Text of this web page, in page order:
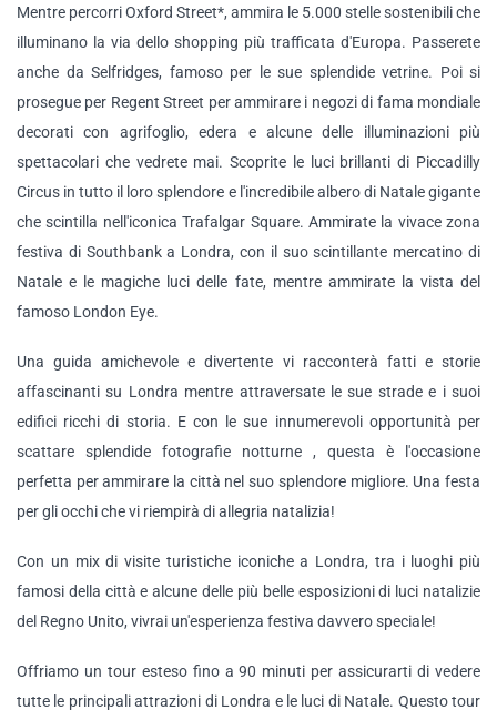
Mentre percorri Oxford Street*, ammira le 5.000 stelle sostenibili che
illuminano la via dello shopping più trafficata d'Europa. Passerete
anche da Selfridges, famoso per le sue splendide vetrine. Poi si
prosegue per Regent Street per ammirare i negozi di fama mondiale
decorati con agrifoglio, edera e alcune delle illuminazioni più
spettacolari che vedrete mai. Scoprite le luci brillanti di Piccadilly
Circus in tutto il loro splendore e l'incredibile albero di Natale gigante
che scintilla nell'iconica Trafalgar Square. Ammirate la vivace zona
festiva di Southbank a Londra, con il suo scintillante mercatino di
Natale e le magiche luci delle fate, mentre ammirate la vista del
famoso London Eye.
Una guida amichevole e divertente vi racconterà fatti e storie
affascinanti su Londra mentre attraversate le sue strade e i suoi
edifici ricchi di storia. E con le sue innumerevoli opportunità per
scattare splendide fotografie notturne , questa è l'occasione
perfetta per ammirare la città nel suo splendore migliore. Una festa
per gli occhi che vi riempirà di allegria natalizia!
Con un mix di visite turistiche iconiche a Londra, tra i luoghi più
famosi della città e alcune delle più belle esposizioni di luci natalizie
del Regno Unito, vivrai un'esperienza festiva davvero speciale!
Offriamo un tour esteso fino a 90 minuti per assicurarti di vedere
tutte le principali attrazioni di Londra e le luci di Natale. Questo tour